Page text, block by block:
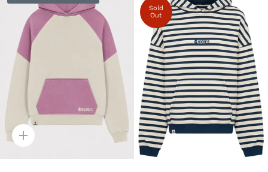
Quick
Sold
Out